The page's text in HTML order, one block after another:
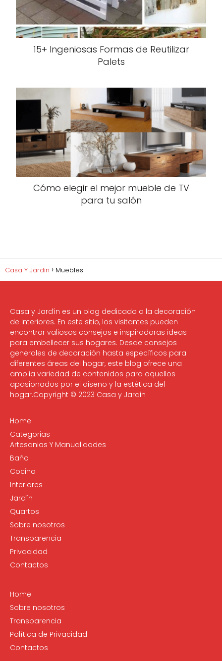
15+ Ingeniosas Formas de Reutilizar
Palets
Cómo elegir el mejor mueble de TV
para tu salón
Casa Y Jardin Muebles
Casa y Jardín es un blog dedicado a la decoración
de interiores. En este sitio, los visitantes pueden
encontrar valiosos consejos e inspiradoras ideas
para embellecer sus hogares. Desde consejos
generales de decoración hasta específicos para
diferentes áreas del hogar, este blog ofrece una
amplia variedad de contenidos para aquellos
apasionados por el diseño y la estética del
hogar.Copyright © 2023 Casa y Jardin
Home
Categorias
Artesanias Y Manualidades
Baño
Cocina
Interiores
Jardín
Quartos
Sobre nosotros
Transparencia
Privacidad
Contactos
Home
Sobre nosotros
Transparencia
Política de Privacidad
Contactos